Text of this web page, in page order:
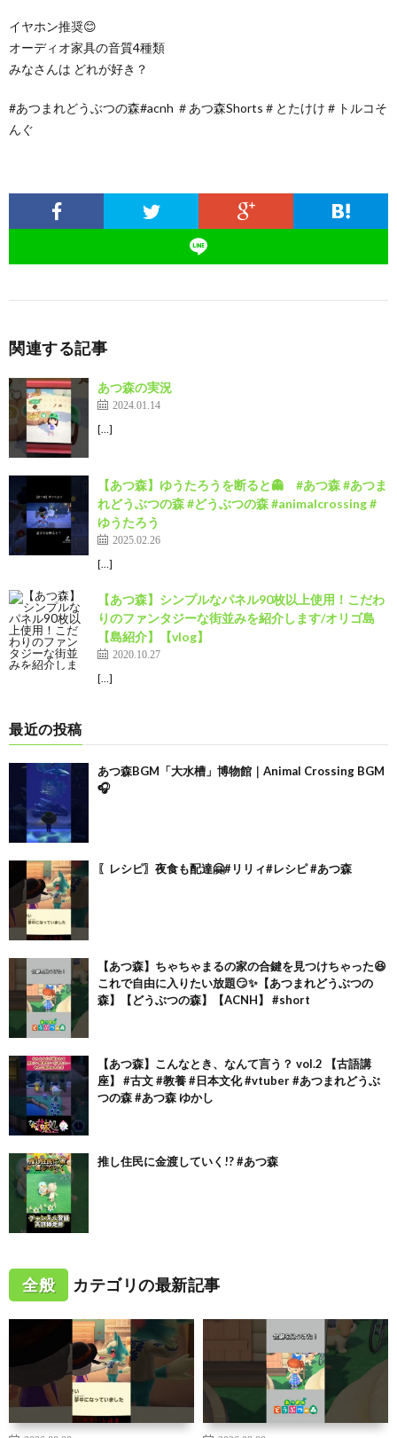
イヤホン推奨😊
オーディオ家具の音質4種類
みなさんは どれが好き？
#あつまれどうぶつの森#acnh ＃あつ森Shorts＃とたけけ＃トルコそ
んぐ
関連する記事
あつ森の実況
2024.01.14
[…]
【あつ森】ゆうたろうを断ると👻 #あつ森 #あつま
れどうぶつの森 #どうぶつの森 #animalcrossing #
ゆうたろう
2025.02.26
[…]
【あつ森】シンプルなパネル90枚以上使用！こだわ
りのファンタジーな街並みを紹介します/オリゴ島
【島紹介】【vlog】
2020.10.27
[…]
最近の投稿
あつ森BGM「大水槽」博物館｜Animal Crossing BGM
🎧
〖レシピ〗夜食も配達🤗#リリィ#レシピ #あつ森
【あつ森】ちゃちゃまるの家の合鍵を見つけちゃった😆
これで自由に入りたい放題😏✨【あつまれどうぶつの
森】【どうぶつの森】【ACNH】 #short
【あつ森】こんなとき、なんて言う？ vol.2 【古語講
座】 #古文 #教養 #日本文化 #vtuber #あつまれどうぶ
つの森 #あつ森 ゆかし
推し住民に金渡していく!? #あつ森
全般 カテゴリの最新記事